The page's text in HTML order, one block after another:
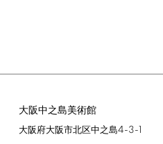
大阪中之島美術館
大阪府大阪市北区中之島4-3-1